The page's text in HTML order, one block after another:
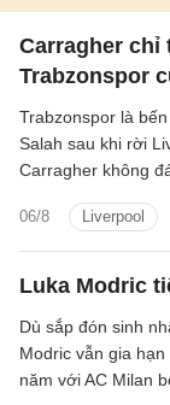
Carragher chỉ
Trabzonspor
06/8 Liverpool
Trabzonspor là
Salah sau khi rời
Carragher không
Luka Modric
Dù sắp đón sinh
Modric vẫn gia
năm với AC Milan